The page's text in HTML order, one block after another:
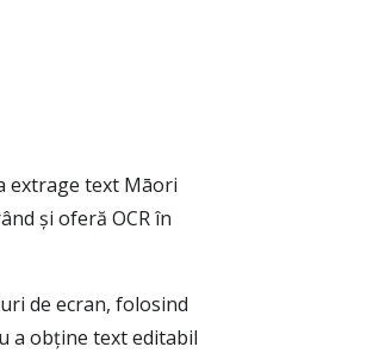
extrage text Māori
și oferă OCR în
de ecran, folosind
a obține text editabil